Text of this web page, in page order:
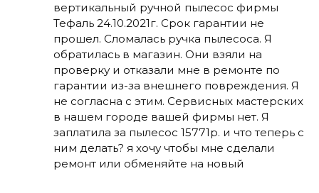
вертикальный ручной пылесос фирмы
Тефаль 24.10.2021г. Срок гарантии не
прошел. Сломалась ручка пылесоса. Я
обратилась в магазин. Они взяли на
проверку и отказали мне в ремонте по
гарантии из-за внешнего повреждения. Я
не согласна с этим. Сервисных мастерских
в нашем городе вашей фирмы нет. Я
заплатила за пылесос 15771р. и что теперь с
ним делать? я хочу чтобы мне сделали
ремонт или обменяйте на новый